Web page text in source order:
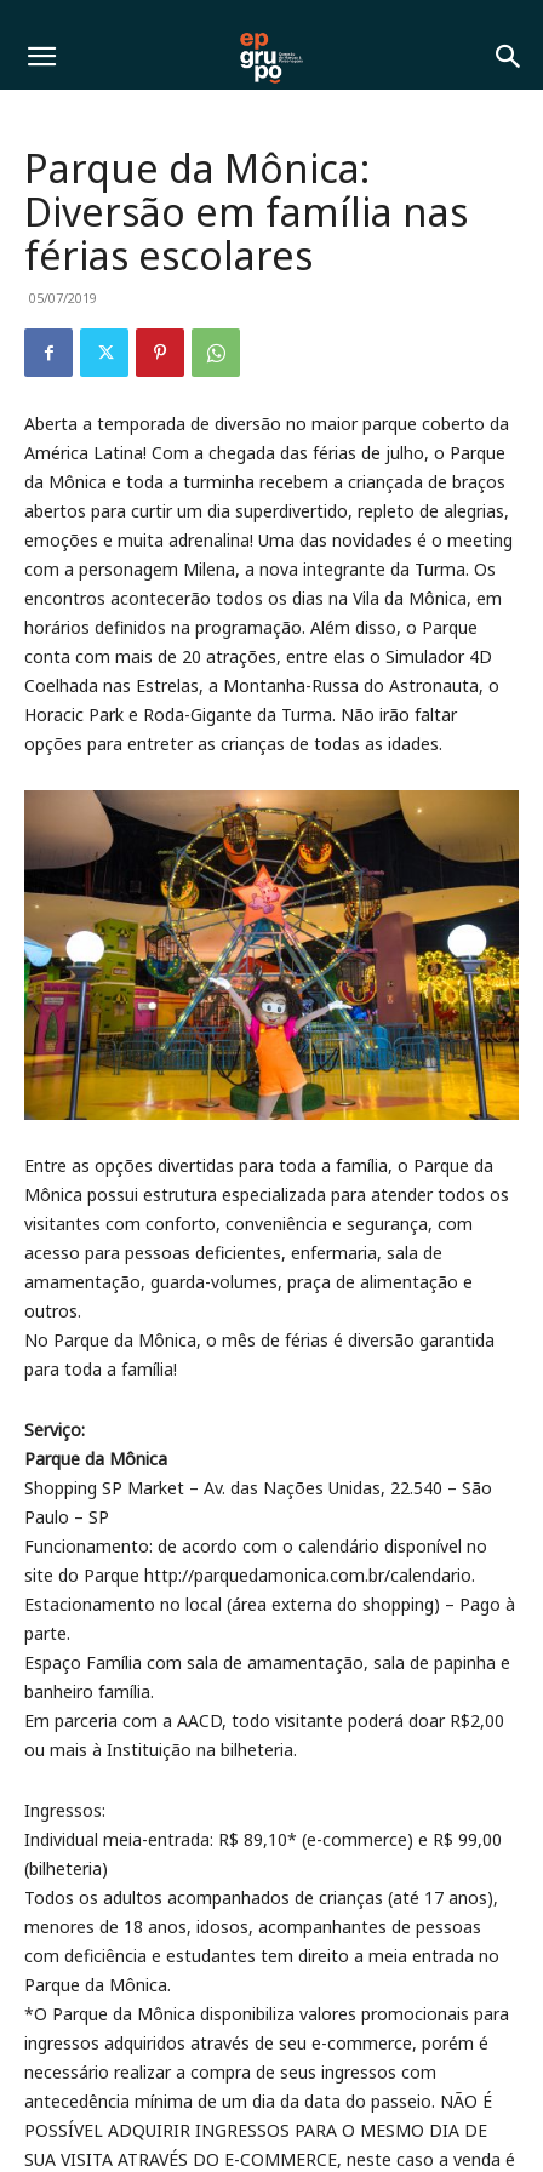
Parque da Mônica:
Diversão em família nas
férias escolares
05/07/2019
Aberta a temporada de diversão no maior parque coberto da
América Latina! Com a chegada das férias de julho, o Parque
da Mônica e toda a turminha recebem a criançada de braços
abertos para curtir um dia superdivertido, repleto de alegrias,
emoções e muita adrenalina! Uma das novidades é o meeting
com a personagem Milena, a nova integrante da Turma. Os
encontros acontecerão todos os dias na Vila da Mônica, em
horários definidos na programação. Além disso, o Parque
conta com mais de 20 atrações, entre elas o Simulador 4D
Coelhada nas Estrelas, a Montanha-Russa do Astronauta, o
Horacic Park e Roda-Gigante da Turma. Não irão faltar
opções para entreter as crianças de todas as idades.
Entre as opções divertidas para toda a família, o Parque da
Mônica possui estrutura especializada para atender todos os
visitantes com conforto, conveniência e segurança, com
acesso para pessoas deficientes, enfermaria, sala de
amamentação, guarda-volumes, praça de alimentação e
outros.
No Parque da Mônica, o mês de férias é diversão garantida
para toda a família!
Serviço:
Parque da Mônica
Shopping SP Market – Av. das Nações Unidas, 22.540 – São
Paulo – SP
Funcionamento: de acordo com o calendário disponível no
site do Parque http://parquedamonica.com.br/calendario.
Estacionamento no local (área externa do shopping) – Pago à
parte.
Espaço Família com sala de amamentação, sala de papinha e
banheiro família.
Em parceria com a AACD, todo visitante poderá doar R$2,00
ou mais à Instituição na bilheteria.
Ingressos:
Individual meia-entrada: R$ 89,10* (e-commerce) e R$ 99,00
(bilheteria)
Todos os adultos acompanhados de crianças (até 17 anos),
menores de 18 anos, idosos, acompanhantes de pessoas
com deficiência e estudantes tem direito a meia entrada no
Parque da Mônica.
*O Parque da Mônica disponibiliza valores promocionais para
ingressos adquiridos através de seu e-commerce, porém é
necessário realizar a compra de seus ingressos com
antecedência mínima de um dia da data do passeio. NÃO É
POSSÍVEL ADQUIRIR INGRESSOS PARA O MESMO DIA DE
SUA VISITA ATRAVÉS DO E-COMMERCE, neste caso a venda é